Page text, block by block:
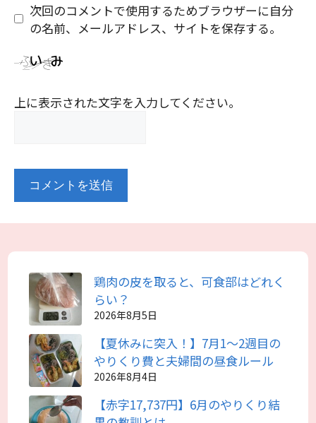
次回のコメントで使用するためブラウザーに自分
の名前、メールアドレス、サイトを保存する。
上に表示された文字を入力してください。
鶏肉の皮を取ると、可食部はどれく
らい？
2026年8月5日
【夏休みに突入！】7月1～2週目の
やりくり費と夫婦間の昼食ルール
2026年8月4日
【赤字17,737円】6月のやりくり結